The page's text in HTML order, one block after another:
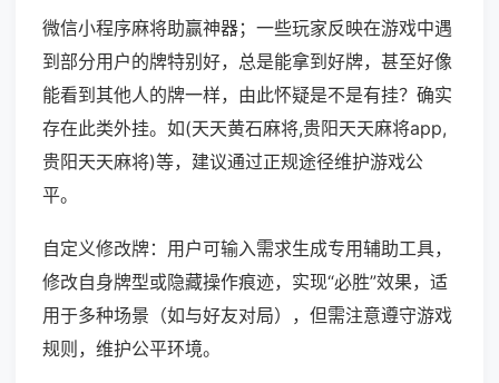
微信小程序麻将助赢神器；一些玩家反映在游戏中遇
到部分用户的牌特别好，总是能拿到好牌，甚至好像
能看到其他人的牌一样，由此怀疑是不是有挂？确实
存在此类外挂。如(天天黄石麻将,贵阳天天麻将app,
贵阳天天麻将)等，建议通过正规途径维护游戏公
平。
自定义修改牌：用户可输入需求生成专用辅助工具，
修改自身牌型或隐藏操作痕迹，实现“必胜”效果，适
用于多种场景（如与好友对局），但需注意遵守游戏
规则，维护公平环境。